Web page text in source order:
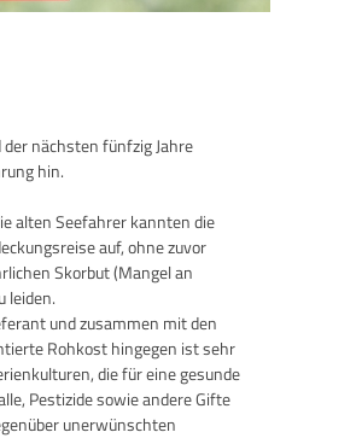
nächsten fünfzig Jahre
hin.
alten Seefahrer kannten die
auf, ohne zuvor
Skorbut (Mangel an
leiden.
und zusammen mit den
Rohkost hingegen ist sehr
die für eine gesunde
Pestizide sowie andere Gifte
unerwünschten